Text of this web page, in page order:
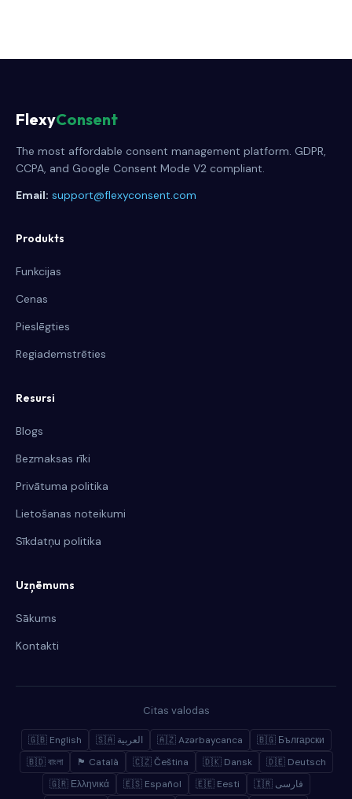
FlexyConsent
The most affordable consent management platform. GDPR,
CCPA, and Google Consent Mode V2 compliant.
Email: support@flexyconsent.com
Produkts
Funkcijas
Cenas
Pieslēgties
Regiademstrēties
Resursi
Blogs
Bezmaksas rīki
Privātuma politika
Lietošanas noteikumi
Sīkdatņu politika
Uzņēmums
Sākums
Kontakti
Citas valodas
🇬🇧 English 🇸🇦 العربية 🇦🇿 Azərbaycanca
🇧🇬 Български
🇧🇩 বাংলা
🏴 Català 🇨🇿 Čeština 🇩🇰 Dansk
🇩🇪 Deutsch
🇬🇷 Ελληνικά
🇪🇸 Español 🇪🇪 Eesti 🇮🇷 فارسی